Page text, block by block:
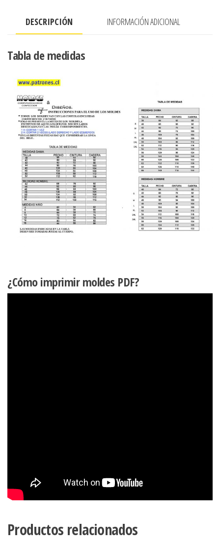
DESCRIPCIÓN INFORMACIÓN ADICIONAL
Tabla de medidas
¿Cómo imprimir moldes PDF?
Productos relacionados